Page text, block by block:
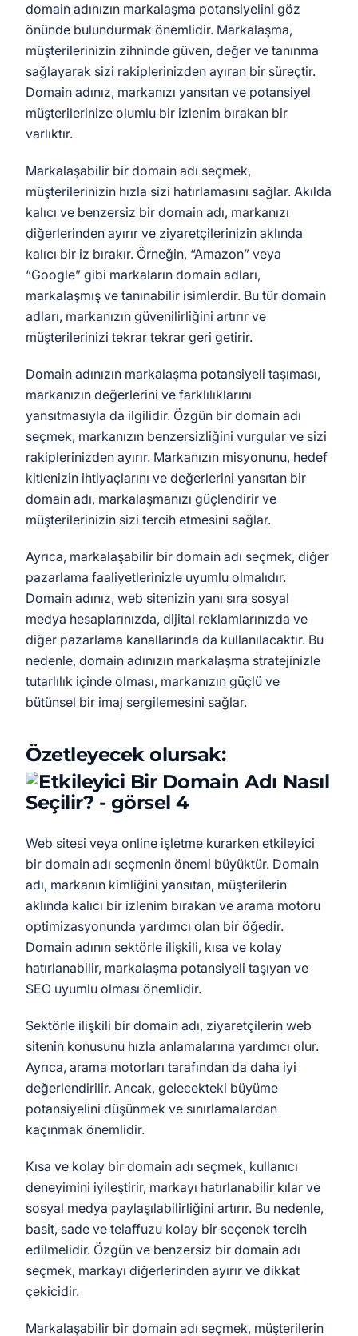
domain adınızın markalaşma potansiyelini göz
önünde bulundurmak önemlidir. Markalaşma,
müşterilerinizin zihninde güven, değer ve tanınma
sağlayarak sizi rakiplerinizden ayıran bir süreçtir.
Domain adınız, markanızı yansıtan ve potansiyel
müşterilerinize olumlu bir izlenim bırakan bir
varlıktır.
Markalaşabilir bir domain adı seçmek,
müşterilerinizin hızla sizi hatırlamasını sağlar. Akılda
kalıcı ve benzersiz bir domain adı, markanızı
diğerlerinden ayırır ve ziyaretçilerinizin aklında
kalıcı bir iz bırakır. Örneğin, “Amazon” veya
“Google” gibi markaların domain adları,
markalaşmış ve tanınabilir isimlerdir. Bu tür domain
adları, markanızın güvenilirliğini artırır ve
müşterilerinizi tekrar tekrar geri getirir.
Domain adınızın markalaşma potansiyeli taşıması,
markanızın değerlerini ve farklılıklarını
yansıtmasıyla da ilgilidir. Özgün bir domain adı
seçmek, markanızın benzersizliğini vurgular ve sizi
rakiplerinizden ayırır. Markanızın misyonunu, hedef
kitlenizin ihtiyaçlarını ve değerlerini yansıtan bir
domain adı, markalaşmanızı güçlendirir ve
müşterilerinizin sizi tercih etmesini sağlar.
Ayrıca, markalaşabilir bir domain adı seçmek, diğer
pazarlama faaliyetlerinizle uyumlu olmalıdır.
Domain adınız, web sitenizin yanı sıra sosyal
medya hesaplarınızda, dijital reklamlarınızda ve
diğer pazarlama kanallarında da kullanılacaktır. Bu
nedenle, domain adınızın markalaşma stratejinizle
tutarlılık içinde olması, markanızın güçlü ve
bütünsel bir imaj sergilemesini sağlar.
Özetleyecek olursak:
Web sitesi veya online işletme kurarken etkileyici
bir domain adı seçmenin önemi büyüktür. Domain
adı, markanın kimliğini yansıtan, müşterilerin
aklında kalıcı bir izlenim bırakan ve arama motoru
optimizasyonunda yardımcı olan bir öğedir.
Domain adının sektörle ilişkili, kısa ve kolay
hatırlanabilir, markalaşma potansiyeli taşıyan ve
SEO uyumlu olması önemlidir.
Sektörle ilişkili bir domain adı, ziyaretçilerin web
sitenin konusunu hızla anlamalarına yardımcı olur.
Ayrıca, arama motorları tarafından da daha iyi
değerlendirilir. Ancak, gelecekteki büyüme
potansiyelini düşünmek ve sınırlamalardan
kaçınmak önemlidir.
Kısa ve kolay bir domain adı seçmek, kullanıcı
deneyimini iyileştirir, markayı hatırlanabilir kılar ve
sosyal medya paylaşılabilirliğini artırır. Bu nedenle,
basit, sade ve telaffuzu kolay bir seçenek tercih
edilmelidir. Özgün ve benzersiz bir domain adı
seçmek, markayı diğerlerinden ayırır ve dikkat
çekicidir.
Markalaşabilir bir domain adı seçmek, müşterilerin